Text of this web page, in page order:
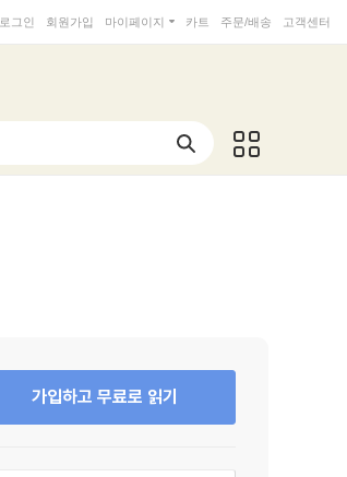
로그인 회원가입 마이페이지 카트 주문/배송 고객센터
가입하고 무료로 읽기